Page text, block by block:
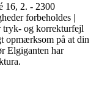
16, 2. - 2300
forbeholdes |
tryk- og korrekturfejl
opmærksom på at din
Elgiganten har